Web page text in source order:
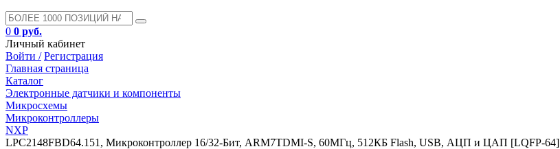
0 0 руб.
Личный кабинет
Войти / Регистрация
Главная страница
Каталог
Электронные датчики и компоненты
Микросхемы
Микроконтроллеры
NXP
LPC2148FBD64.151, Микроконтроллер 16/32-Бит, ARM7TDMI-S, 60МГц, 512КБ Flash, USB, АЦП и ЦАП [LQFP-64]